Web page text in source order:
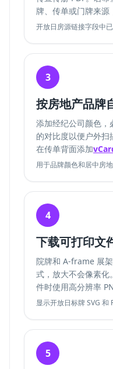
牌、传单或门牌来源
开放日房源链接字段中
3
按房地产品牌
添加经纪公司颜色，
的对比度以便户外
在传单背面添加
用于品牌颜色和居中房
4
下载可打印文
院牌和 A-frame 展
式，放大不会像素化
件时使用高分辨率
显示开放日标牌 SVG 和
5